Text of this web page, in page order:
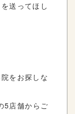
送ってほし
をお探しな
5店舗からご